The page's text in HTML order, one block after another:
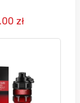
zł